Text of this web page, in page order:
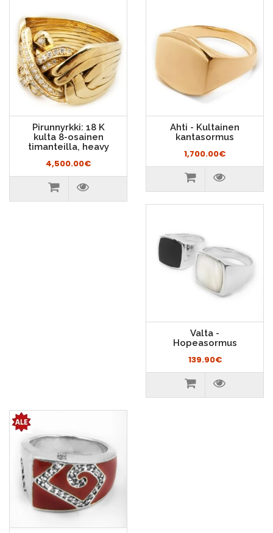
Pirunnyrkki: 18 K
kulta 8-osainen
timanteilla, heavy
4,500.00€
Ahti - Kultainen
kantasormus
1,700.00€
Valta -
Hopeasormus
139.90€